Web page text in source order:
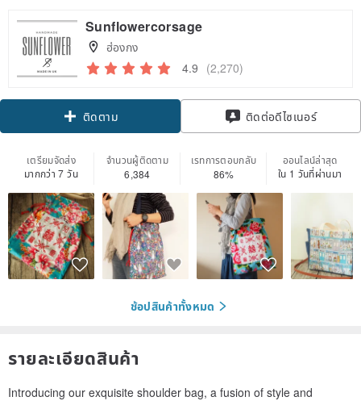
Sunflowercorsage
ฮ่องกง
4.9 (2,270)
ติดตาม ติดต่อดีไซเนอร์
เตรียมจัดส่ง
มากกว่า 7 วัน
จำนวนผู้ติดตาม
6,384
เรทการตอบกลับ
86%
ออนไลน์ล่าสุด
ใน 1 วันที่ผ่านมา
ช้อปสินค้าทั้งหมด
รายละเอียดสินค้า
Introducing our exquisite shoulder bag, a fusion of style and